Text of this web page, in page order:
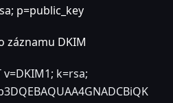
p=public_key
záznamu DKIM
k=rsa;